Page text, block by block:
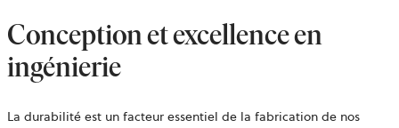
Conception et excellence en
ingénierie
La durabilité est un facteur essentiel de la fabrication de nos